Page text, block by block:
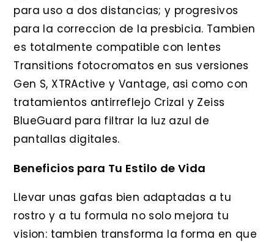
para uso a dos distancias; y progresivos
para la correccion de la presbicia. Tambien
es totalmente compatible con lentes
Transitions fotocromatos en sus versiones
Gen S, XTRActive y Vantage, asi como con
tratamientos antirreflejo Crizal y Zeiss
BlueGuard para filtrar la luz azul de
pantallas digitales.
Beneficios para Tu Estilo de Vida
Llevar unas gafas bien adaptadas a tu
rostro y a tu formula no solo mejora tu
vision: tambien transforma la forma en que